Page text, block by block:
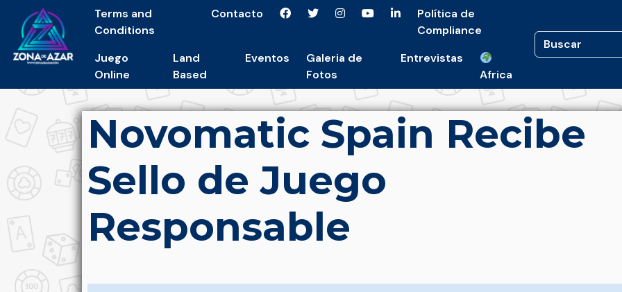
Terms and
Conditions
Contacto
Política de
Compliance
Juego
Online
Land
Based
Eventos
Galeria de
Fotos
Entrevistas
Africa
Novomatic Spain Recibe
Sello de Juego
Responsable